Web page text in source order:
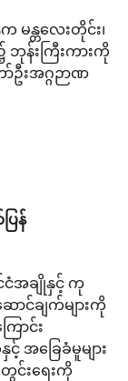
မန္တလေးတိုင်း၊
ဘုန်းကြီးကားကို
ဦးအဂ္ဂဉာဏ
ြန်
ငံအချိုနှင့် ကု
င်ချက်များကို
ောင်း
အခြေခံမူများ
င်းရေးကို